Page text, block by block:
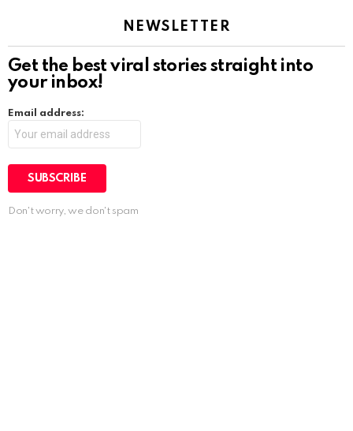
NEWSLETTER
Get the best viral stories straight into
your inbox!
Email address:
Don't worry, we don't spam